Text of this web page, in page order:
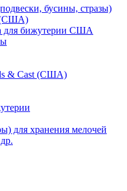
бусины, стразы)
(США)
для бижутерии США
& Cast (США)
для хранения мелочей